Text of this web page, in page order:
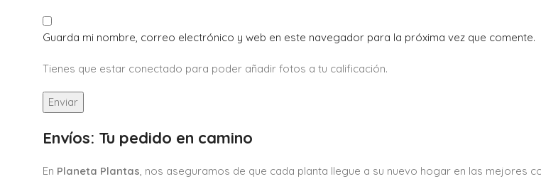
Guarda mi nombre, correo electrónico y web en este navegador para la próxima vez que comente.
Tienes que estar conectado para poder añadir fotos a tu calificación.
Envíos: Tu pedido en camino
En Planeta Plantas , nos aseguramos de que cada planta llegue a su nuevo hogar en las